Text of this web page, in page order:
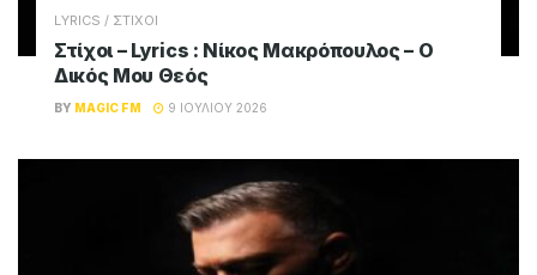
LYRICS / ΣΤΙΧΟΙ
Στίχοι – Lyrics : Νίκος Μακρόπουλος – Ο
Δικός Μου Θεός
BY MAGIC FM 9 ΙΟΥΛΊΟΥ 2026